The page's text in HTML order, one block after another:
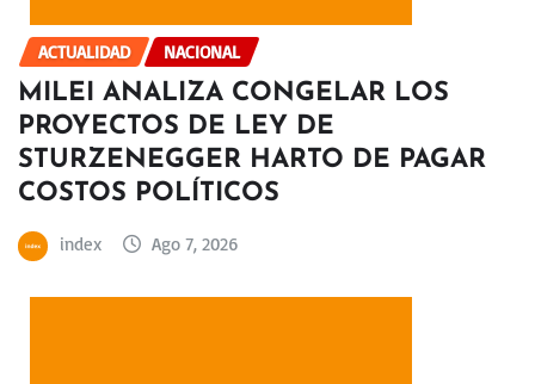
ACTUALIDAD NACIONAL
MILEI ANALIZA CONGELAR LOS
PROYECTOS DE LEY DE
STURZENEGGER HARTO DE PAGAR
COSTOS POLÍTICOS
index Ago 7, 2026